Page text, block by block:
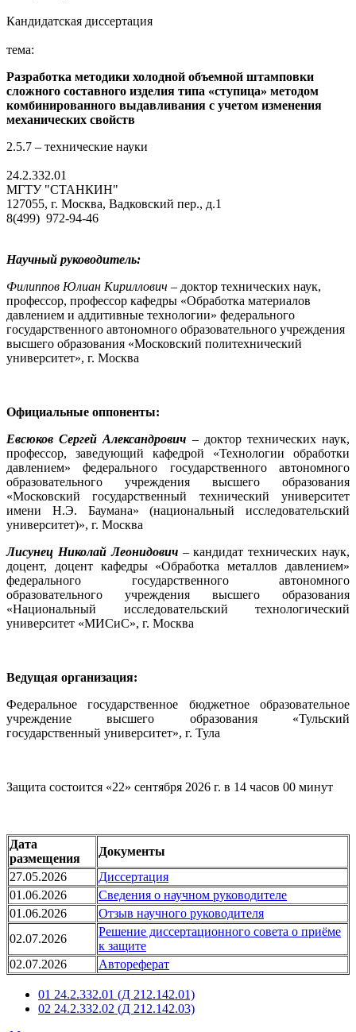
Кандидатская диссертация
тема:
Разработка методики холодной объемной штамповки
сложного составного изделия типа «ступица» методом
комбинированного выдавливания с учетом изменения
механических свойств
2.5.7 – технические науки
24.2.332.01
МГТУ "СТАНКИН"
127055, г. Москва, Вадковский пер., д.1
8(499) 972-94-46
Научный руководитель:
Филиппов Юлиан Кириллович – доктор технических наук,
профессор, профессор кафедры «Обработка материалов
давлением и аддитивные технологии» федерального
государственного автономного образовательного учреждения
высшего образования «Московский политехнический
университет», г. Москва
Официальные оппоненты:
Евсюков Сергей Александрович – доктор технических наук,
профессор, заведующий кафедрой «Технологии обработки
давлением» федерального государственного автономного
образовательного учреждения высшего образования
«Московский государственный технический университет
имени Н.Э. Баумана» (национальный исследовательский
университет)», г. Москва
Лисунец Николай Леонидович– кандидат технических наук,
доцент, доцент кафедры «Обработка металлов давлением»
федерального государственного автономного
образовательного учреждения высшего образования
«Национальный исследовательский технологический
университет «МИСиС», г. Москва
Ведущая организация:
Федеральное государственное бюджетное образовательное
учреждение высшего образования «Тульский
государственный университет», г. Тула
Защита состоится «22» сентября 2026 г. в 14 часов 00 минут
Дата
размещения
Документы
27.05.2026
Диссертация
01.06.2026
Сведения о научном руководителе
01.06.2026
Отзыв научного руководителя
02.07.2026
Решение диссертационного совета о приёме
к защите
02.07.2026
Автореферат
01 24.2.332.01 (Д 212.142.01)
02 24.2.332.02 (Д 212.142.03)